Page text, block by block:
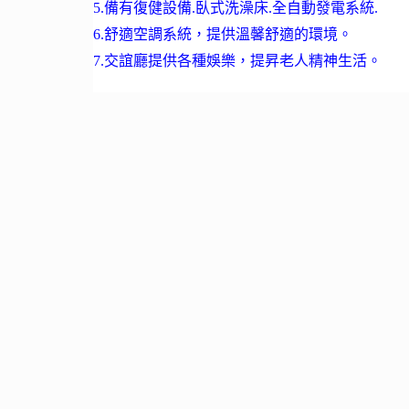
5.備有復健設備.臥式洗澡床.全自動發電系統.
6.舒適空調系統，提供溫馨舒適的環境。
7.交誼廳提供各種娛樂，提昇老人精神生活。